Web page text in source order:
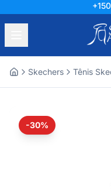
Skechers Tênis
-30%